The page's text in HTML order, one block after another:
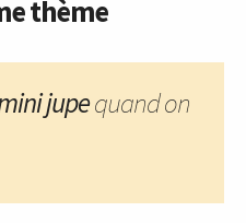
thème
jupequand on